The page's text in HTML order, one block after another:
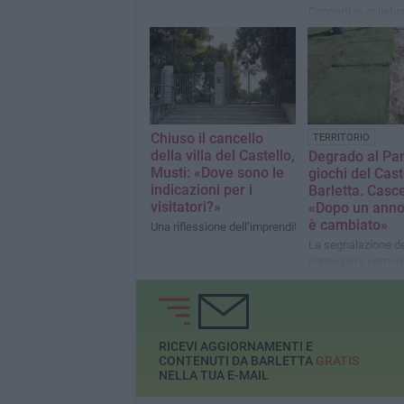
con Radio Norba
Chiuso il cancello
della villa del Castello,
Musti: «Dove sono le
indicazioni per i
visitatori?»
Una riflessione dell’imprenditore Aldo Musti
TERRITORIO
Degrado al
giochi del
Barletta.
«Dopo un
è cambiato»
La segnalazione
della commissione
RICEVI AGGIORNAMENTI E
CONTENUTI DA BARLETTA GRATIS
NELLA TUA E-MAIL